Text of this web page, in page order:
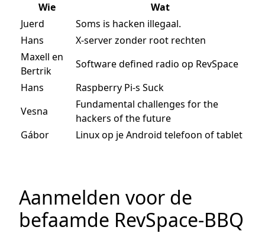
Wie
Wat
Juerd
Soms is hacken illegaal.
Hans
X-server zonder root rechten
Maxell en
Bertrik
Software defined radio op RevSpace
Hans
Raspberry Pi-s Suck
Vesna
Fundamental challenges for the
hackers of the future
Gábor
Linux op je Android telefoon of tablet
Aanmelden voor de
befaamde RevSpace-BBQ